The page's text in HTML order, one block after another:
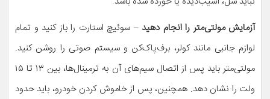
آزمایش مولتی‌متر را انجام دهید – سوئیچ استارت را باز کنید و تمام
لوازم جانبی مانند کولر، برف‌پاک‌کن و سیستم صوتی را روشن کنید.
مولتی‌متر باید پس از اتصال سیم‌های آن به ترمینال‌ها، بین ۱۳ تا ۱۵
ولت را نشان دهد. همچنین، پس از خاموش کردن خودرو، باید حدود